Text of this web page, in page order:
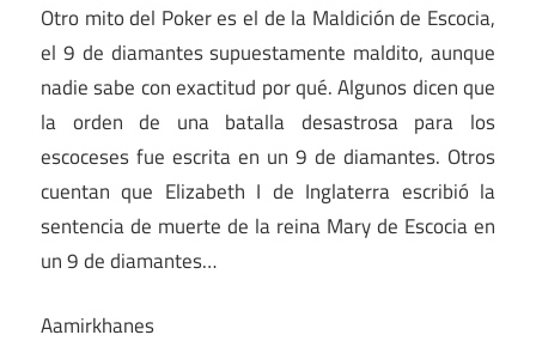
Otro mito del Poker es el de la Maldición de Escocia,
el 9 de diamantes supuestamente maldito, aunque
nadie sabe con exactitud por qué. Algunos dicen que
la orden de una batalla desastrosa para los
escoceses fue escrita en un 9 de diamantes. Otros
cuentan que Elizabeth I de Inglaterra escribió la
sentencia de muerte de la reina Mary de Escocia en
un 9 de diamantes…
Aamirkhanes